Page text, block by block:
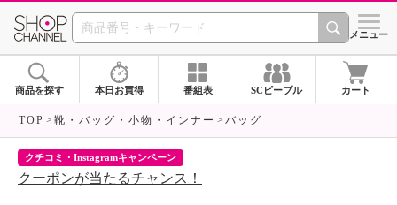
SHOP CHANNEL シメニュー
商品を探す 本日お買得 番組表 SCピープル カート
TOP 靴・バッグ・小物・インナー バッグ
クチコミ・Instagramキャンペーン
クーポンが当たるチャンス！